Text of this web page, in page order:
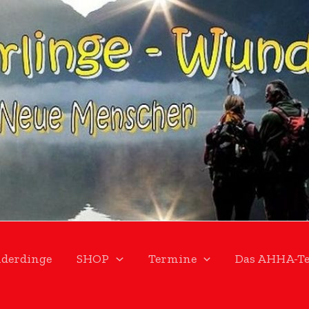
SHOP Termine Das AHHA-